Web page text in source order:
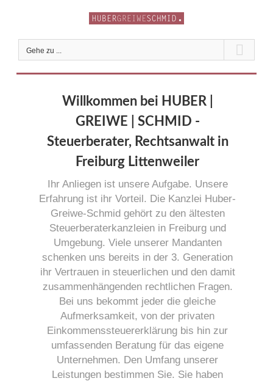
Gehe zu ...
Willkommen bei HUBER |
GREIWE | SCHMID -
Steuerberater, Rechtsanwalt in
Freiburg Littenweiler
Ihr Anliegen ist unsere Aufgabe. Unsere
Erfahrung ist ihr Vorteil. Die Kanzlei Huber-
Greiwe-Schmid gehört zu den ältesten
Steuerberaterkanzleien in Freiburg und
Umgebung. Viele unserer Mandanten
schenken uns bereits in der 3. Generation
ihr Vertrauen in steuerlichen und den damit
zusammenhängenden rechtlichen Fragen.
Bei uns bekommt jeder die gleiche
Aufmerksamkeit, von der privaten
Einkommenssteuererklärung bis hin zur
umfassenden Beratung für das eigene
Unternehmen. Den Umfang unserer
Leistungen bestimmen Sie. Sie haben